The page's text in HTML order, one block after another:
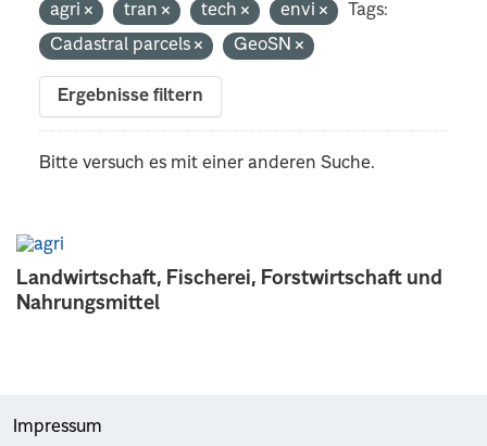
Landwirtschaft, Fischerei, Forstwirtschaft und
Nahrungsmittel
agri
tran tech envi
Tags:
Cadastral parcels
GeoSN
Ergebnisse filtern
Bitte versuch es mit einer anderen Suche.
Impressum